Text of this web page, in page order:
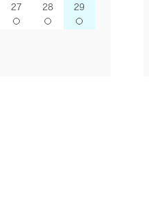
27 28 29